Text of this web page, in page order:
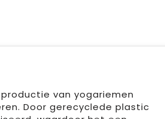
productie van yogariemen
Door gerecyclede plastic